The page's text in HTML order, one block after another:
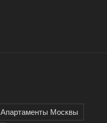
Апартаменты Москвы